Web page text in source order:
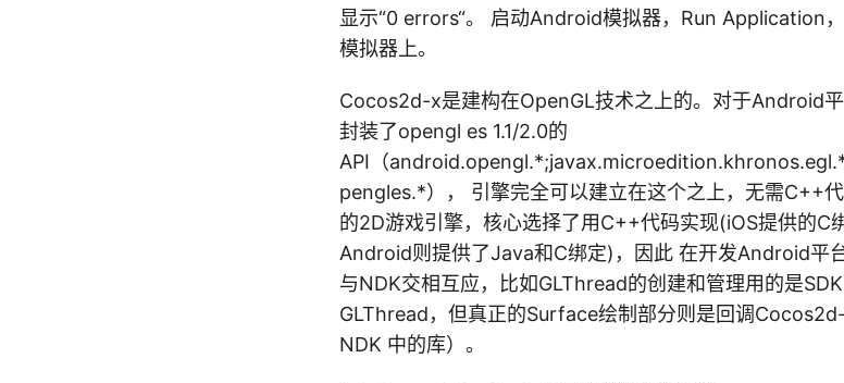
显示“0 errors“。 启动Android模拟器，Run Application
模拟器上。
Cocos2d-x是建构在OpenGL技术之上的。对于Android
封装了opengl es 1.1/2.0的
API（
pengles.*）， 引擎完全可以建立在这个之上，无需C++
的2D游戏引擎，核心选择了用C++代码实现(iOS提供的C
Android则提供了Java和C绑定)，因此 在开发Android平
与NDK交相互应，比如GLThread的创建和管理用的是
GLThread，但真正的Surface绘制部分则是回调
NDK 中的库）。